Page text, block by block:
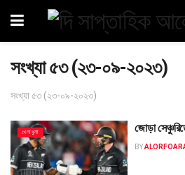
সংখ্যা ৫৩ (২৩-০৯-২০২৩)
সংখ্যা ৫৩ (২৩-০৯-২০২৩)
খেলাধুলা জোড়া
BY